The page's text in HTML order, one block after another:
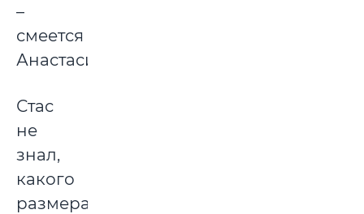
–
смеется
Анастасия.
Стас
не
знал,
какого
размера